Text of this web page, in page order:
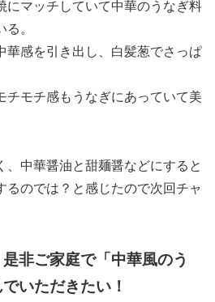
にマッチしていて中華のうなぎ料
。
華感を引き出し、白髪葱でさっぱ
チモチ感もうなぎにあっていて美
、中華醤油と甜麺醤などにすると
るのでは？と感じたので次回チャ
非ご家庭で「中華風のう
いただきたい！